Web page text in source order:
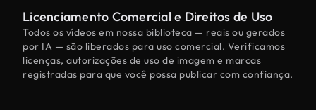
Licenciamento Comercial e Direitos de Uso
Todos os vídeos em nossa biblioteca — reais ou gerados
por IA — são liberados para uso comercial. Verificamos
licenças, autorizações de uso de imagem e marcas
registradas para que você possa publicar com confiança.